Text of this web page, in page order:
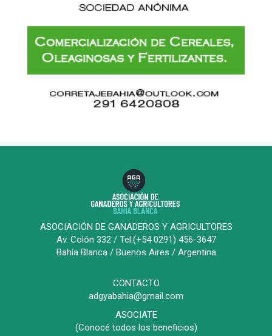
ASOCIACIÓN DE GANADEROS Y AGRICULTORES
Av. Colón 332 / Tel:(+54 0291) 456-3647
Bahía Blanca / Buenos Aires / Argentina
CONTACTO
adgyabahia@gmail.com
ASOCIATE
(Conocé todos los beneficios)